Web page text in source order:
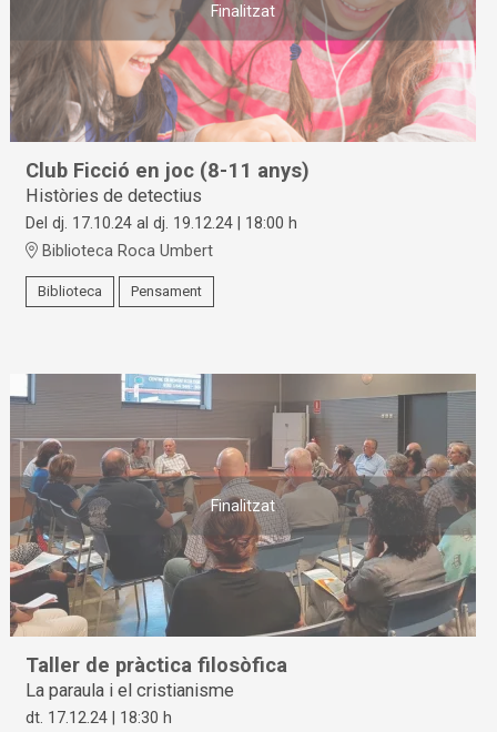
Finalitzat
Club Ficció en joc (8-11 anys)
Històries de detectius
Del dj. 17.10.24 al dj. 19.12.24 | 18:00 h
Biblioteca Roca Umbert
Biblioteca Pensament
Finalitzat
Taller de pràctica filosòfica
La paraula i el cristianisme
dt. 17.12.24 | 18:30 h